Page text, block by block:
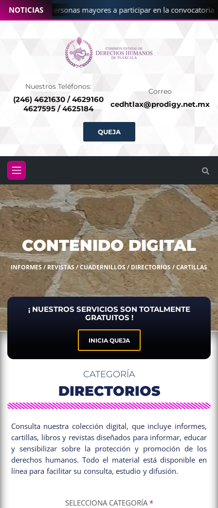
NOTICIAS
CEDHT a personas mayores a participar en la convocatoria
Nuestros Teléfonos:
(246) 4621630 / 4629160
4627595 / 4625184
Correo
cedhtlax@prodigy.net.mx
QUEJA
CONTENIDO DIGITAL
INFORMES / REVISTAS / CUADERNILLOS / DIRECTORIOS / CARTILLAS
¡ NUESTROS SERVICIOS SON TOTALMENTE
GRATUITOS !
INICIA QUEJA
CATEGORÍA
DIRECTORIOS
Consulta nuestra colección digital, que incluye informes,
cartillas, libros y revistas diseñados para informar, educar
y sensibilizar sobre la protección y promoción de los
derechos humanos. Todo el material está disponible en
línea para facilitar su consulta, estudio y difusión.
SELECCIONA CATEGORÍA*